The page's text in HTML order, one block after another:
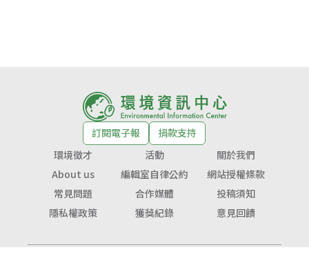
訂閱電子報
捐款支持
環境徵才
活動
關於我們
About us
編輯室自律公約
網站授權條款
常見問題
合作媒體
投稿須知
隱私權政策
獲獎紀錄 意見回饋